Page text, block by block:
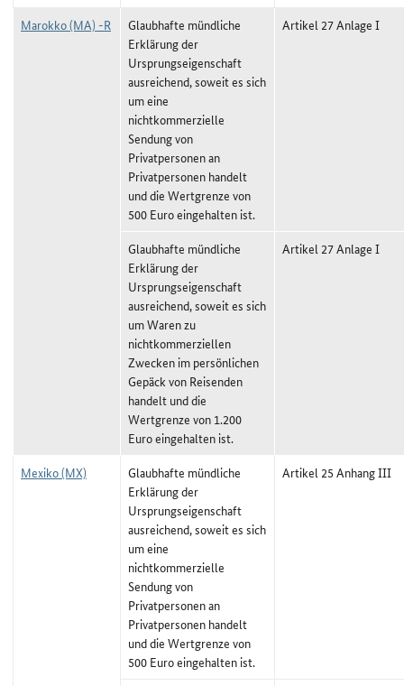
Marokko (MA) -R
Glaubhafte mündliche
Erklärung der
Ursprungseigenschaft
ausreichend, soweit es sich
um eine
nichtkommerzielle
Sendung von
Privatpersonen an
Privatpersonen handelt
und die Wertgrenze von
500 Euro eingehalten ist.
Artikel 27 Anlage I
Glaubhafte mündliche
Erklärung der
Ursprungseigenschaft
ausreichend, soweit es sich
um Waren zu
nichtkommerziellen
Zwecken im persönlichen
Gepäck von Reisenden
handelt und die
Wertgrenze von 1.200
Euro eingehalten ist.
Artikel 27 Anlage I
Mexiko (MX)
Glaubhafte mündliche
Erklärung der
Ursprungseigenschaft
ausreichend, soweit es sich
um eine
nichtkommerzielle
Sendung von
Privatpersonen an
Privatpersonen handelt
und die Wertgrenze von
500 Euro eingehalten ist.
Artikel 25 Anhang III